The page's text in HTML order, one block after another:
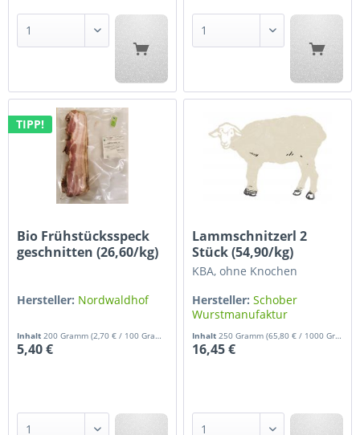
TIPP!
Bio Frühstücksspeck
geschnitten (26,60/kg)
Hersteller: Nordwaldhof
Inhalt200 Gramm(2,70 € / 100 Gramm)
5,40 €
Lammschnitzerl 2
Stück (54,90/kg)
KBA, ohne Knochen
Hersteller: Schober
Wurstmanufaktur
Inhalt250 Gramm(65,80 € / 1000 Gramm)
16,45 €